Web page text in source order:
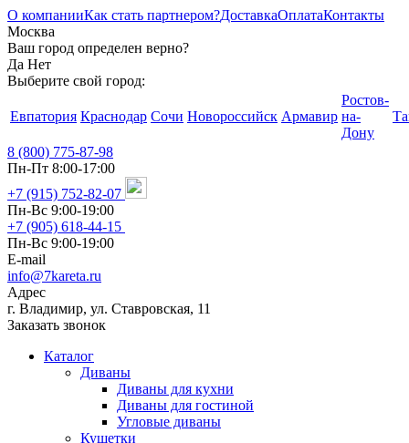
О компанииКак стать партнером?ДоставкаОплатаКонтакты
Москва
Ваш город определен верно?
Да Нет
Выберите свой город:
Евпатория Краснодар Сочи Новороссийск Армавир
Ростов-
на-
Дону
8 (800) 775-87-98
Пн-Пт 8:00-17:00
+7 (915) 752-82-07
Пн-Вс 9:00-19:00
+7 (905) 618-44-15
Пн-Вс 9:00-19:00
E-mail
info@7kareta.ru
Адрес
г. Владимир, ул. Ставровская, 11
Заказать звонок
Каталог
Диваны
Диваны для кухни
Диваны для гостиной
Угловые диваны
Кушетки